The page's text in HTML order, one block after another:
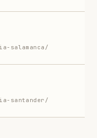
salamanca/
santander/